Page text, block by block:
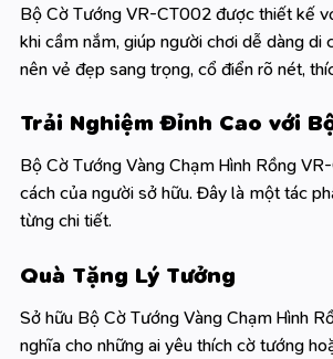
Bộ Cờ Tướng VR-CT002 được thiết kế
khi cầm nắm, giúp người chơi dễ dàng
nên vẻ đẹp sang trọng, cổ điển rõ nét,
Trải Nghiệm Đỉnh Cao với
Bộ Cờ Tướng Vàng Chạm Hình Rồng
cách của người sở hữu. Đây là một tác
từng chi tiết.
Quà Tặng Lý Tưởng
Sở hữu Bộ Cờ Tướng Vàng Chạm Hình
nghĩa cho những ai yêu thích cờ tướng